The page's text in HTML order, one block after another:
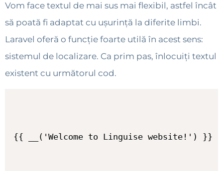
Vom face textul de mai sus mai flexibil, astfel încât
să poată fi adaptat cu ușurință la diferite limbi.
Laravel oferă o funcție foarte utilă în acest sens:
sistemul de localizare. Ca prim pas, înlocuiți textul
existent cu următorul cod.
{{ __('Welcome to Linguise website!') }}